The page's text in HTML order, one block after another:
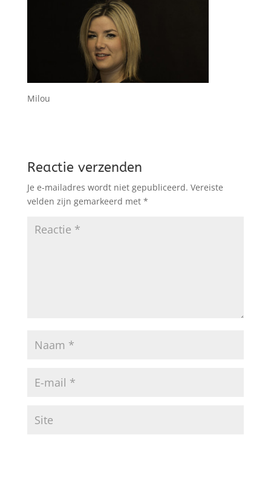
Milou
Reactie verzenden
Je e-mailadres wordt niet gepubliceerd. Vereiste
velden zijn gemarkeerd met *